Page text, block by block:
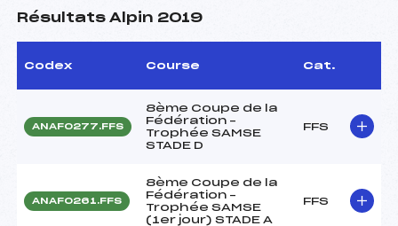
Résultats Alpin 2019
Codex Course Cat.
ANAF0277.FFS
8ème Coupe de la
Fédération –
Trophée SAMSE
STADE D
FFS
ANAF0261.FFS
8ème Coupe de la
Fédération –
Trophée SAMSE
(1er jour) STADE A
FFS